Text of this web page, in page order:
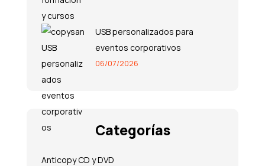
USB personalizados para
eventos corporativos
06/07/2026
Categorías
Anticopy CD y DVD